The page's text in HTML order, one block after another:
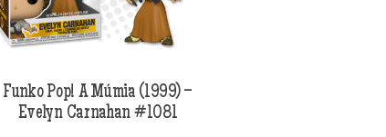
Funko Pop! A Múmia (1999) –
Evelyn Carnahan #1081